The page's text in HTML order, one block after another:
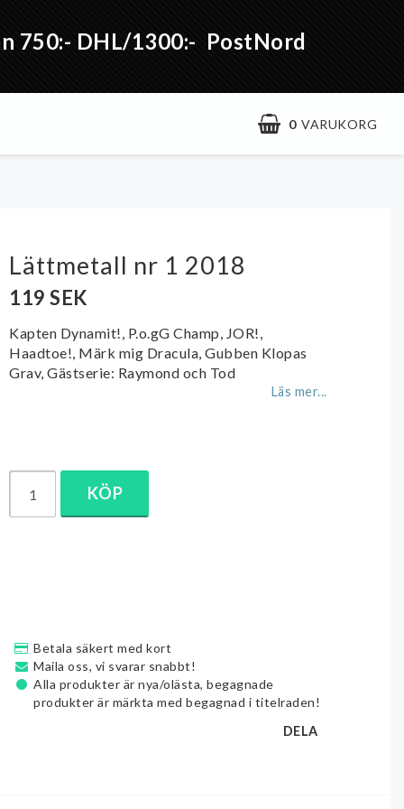
750:- DHL/1300:- PostNord
0 VARUKORG
Lättmetall nr 1 2018
119 SEK
Kapten Dynamit!, P.o.gG Champ, JOR!,
Haadtoe!, Märk mig Dracula, Gubben Klopas
Grav, Gästserie: Raymond och Tod
Läs mer...
KÖP
Betala säkert med kort
Maila oss, vi svarar snabbt!
Alla produkter är nya/olästa, begagnade
produkter är märkta med begagnad i titelraden!
DELA